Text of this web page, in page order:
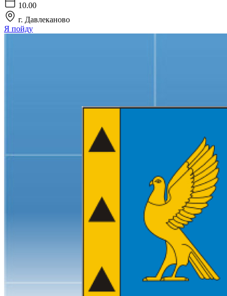
10.00
г. Давлеканово
Я пойду